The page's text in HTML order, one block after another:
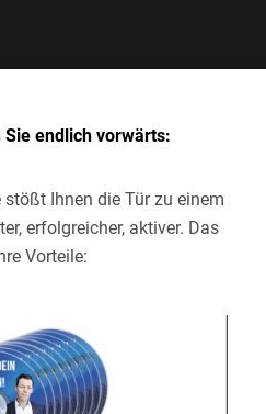
endlich vorwärts:
stößt Ihnen die Tür zu einem
erfolgreicher, aktiver. Das
Vorteile: